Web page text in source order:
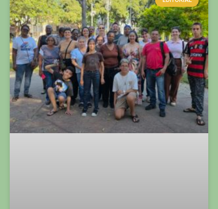
ABERTURA DO PROJETO UBÁ EM CENA MARCA O
MÊS DE JULHO NA CIDADE DE UBÁ
LER MAIS »